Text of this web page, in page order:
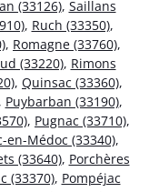
(33126), Saillans
, Ruch (33350),
, Romagne (33760),
(33220), Rimons
, Quinsac (33360),
Puybarban (33190),
, Pugnac (33710),
en-Médoc (33340),
(33640), Porchères
(33370), Pompéjac